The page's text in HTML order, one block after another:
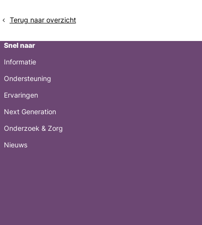
Terug naar overzicht
Snel naar
Informatie
Ondersteuning
Ervaringen
Next Generation
Onderzoek & Zorg
Nieuws